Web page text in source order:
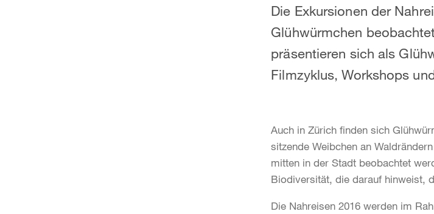
Die Exkursionen der
Glühwürmchen
präsentieren sich als
Filmzyklus, Workshops
Auch in Zürich finden sich
sitzende Weibchen an
mitten in der Stadt beobachtet
Biodiversität, die darauf hinweist,
Die Nahreisen 2016 werden im